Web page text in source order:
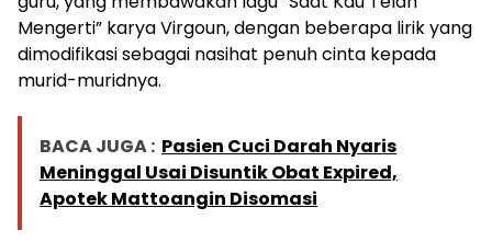
Mengerti” karya Virgoun, dengan beberapa lirik yang
dimodifikasi sebagai nasihat penuh cinta kepada
murid-muridnya.
BACA JUGA : Pasien Cuci Darah Nyaris
Meninggal Usai Disuntik Obat Expired,
Apotek Mattoangin Disomasi